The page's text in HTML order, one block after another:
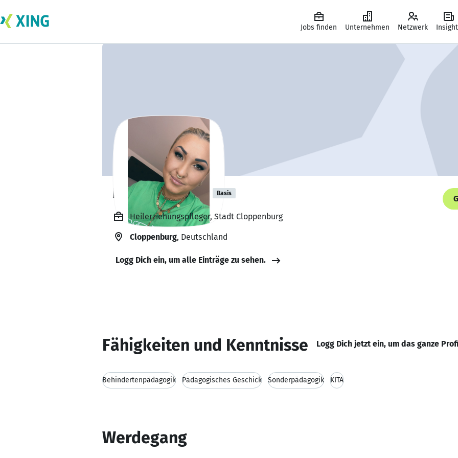
Jobs finden Unternehmen Netzwerk
Marina Reichel Basis
Heilerziehungspfleger, Stadt Cloppenburg
Cloppenburg, Deutschland
Logg Dich ein, um alle Einträge zu sehen.
Fähigkeiten und Kenntnisse Logg Dich jetzt ein, um das ganze
Behindertenpädagogik Pädagogisches Geschick Sonderpädagogik KITA
Werdegang